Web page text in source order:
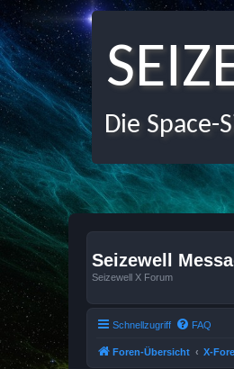
Die Space-
Seizewell
Seizewell X Forum
Schnellzugriff FAQ
Foren-Übersicht X-